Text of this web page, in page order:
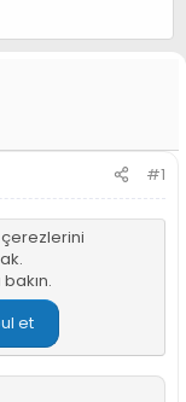
#1
bakın.
et